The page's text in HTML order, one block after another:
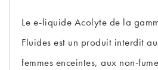
Le e-liquide Acolyte de la
Fluides est un produit interdit
femmes enceintes, aux non-